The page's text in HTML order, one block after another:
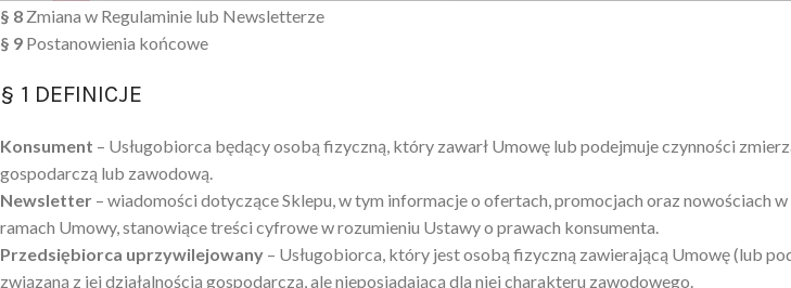
§ 8 Zmiana w Regulaminie lub Newsletterze
§ 9 Postanowienia końcowe
§ 1 DEFINICJE
Konsument – Usługobiorca będący osobą fizyczną, który zawarł Umowę lub podejmuje czynności
gospodarczą lub zawodową.
Newsletter – wiadomości dotyczące Sklepu, w tym informacje o ofertach, promocjach oraz nowościach
ramach Umowy, stanowiące treści cyfrowe w rozumieniu Ustawy o prawach konsumenta.
Przedsiębiorca uprzywilejowany – Usługobiorca, który jest osobą fizyczną zawierającą Umowę (lub
związaną z jej działalnością gospodarczą, ale nieposiadającą dla niej charakteru zawodowego.